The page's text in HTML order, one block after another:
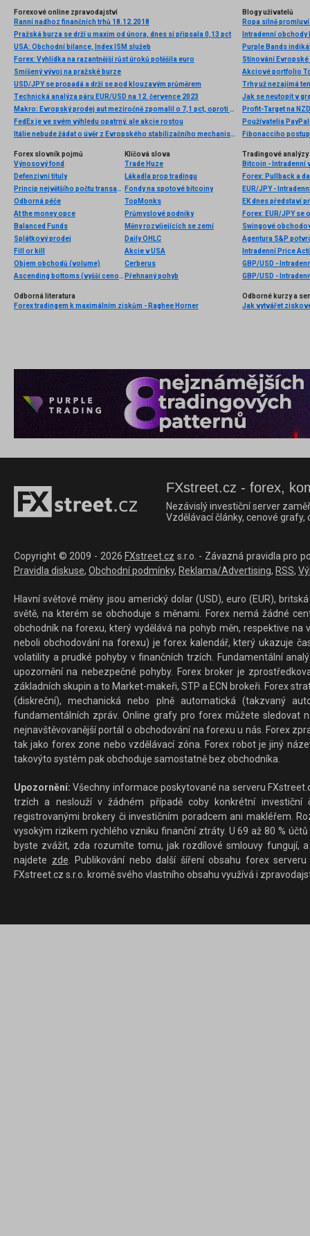
Forexové online zpravodajství
Ranní nadhoz finančních trhů 18.12.2018
Pražská burza se drží u maxim od února, dnes si připsala 0,13 pct
USA: Obchodní bilance, Index ISM služeb
Forex: Vyhlídka na razantnější růst úroků potěšila euro
Smíšený vývoj na pražské burze
USD/JPY se propadá a drží se pod klouzavým průměrem
Technická analýza páru EUR/USD na 12. července 2023
Makro: Evropský prodej aut meziročně zpomalil o 7,1 pct, oproti říjnu vzrostl
FedEx je ve svém výhledu opatrný, ale akcie rostou
Itálie nebude žádat o úvěr z Evropského stabilizačního mechanismu
Blogy uživatelů
Ropa silně
Intradenní obchody
Stínování
Trhy už nezajímá
Jak se neutopit v
Používatelia
Fibonacciho
Forex slovník pojmů
Výnosový fond
Defenzivní tituly
Princip největšího počtu transakcí
Odborná péče
At the money opce
Balanced Funds
Splátkový prodej
Fill or kill
Objem obchodů (volume)
Ascending bottoms (vyšší cenová dna)
Klíčová slova
Trade Huze
Lákadla prop tradingu
Fondy na spotové bitcoiny
TopMonks
Průmyslové podniky
Měny rozvíjejících se zemí
Daily OHLC
Akcie v USA
Cerberus
Přehnaný pohyb
Tradingové analýzy
Bitcoin - Intradenní
Forex: Pullback a
EUR/JPY -
EK dnes představí
Forex: EUR/JPY
Swingové
Agentura S&P
Intradenní Price
GBP/USD -
GBP/USD -
Odborná literatura
Forex tradingem k maximálním ziskům - Raghee Horner
Odborné kurzy a
Jak vytvářet
FXstreet.cz - forex,
Nezávislý investiční server
Vzdělávací články, cenové
Copyright © 2009 - 2026 FXstreet.cz s.r.o. - Závazná pravidla pro
Pravidla diskuse, Obchodní podmínky, Reklama/Advertising, RSS,
Hlavní světové měny jsou americký dolar (USD), euro (EUR),
světě, na kterém se obchoduje s měnami. Forex nemá žádné
obchodník na forexu, který vydělává na pohyb měn, respektive
neboli obchodování na forexu) je forex kalendář, který ukazuje
volatility a prudké pohyby v finančních trzích. Fundamentální
upozornění na nebezpečné pohyby. Forex broker je
základních skupin a to Market-makeři, STP a ECN brokeři. Forex
(diskreční), mechanická nebo plně automatická (takzvaný
fundamentálních zpráv. Online grafy pro forex můžete sledovat
nejnavštěvovanější portál o obchodování na forexu u nás. Forex
tak jako forex zone nebo vzdělávací zóna. Forex robot je jiný
takovýto systém pak obchoduje samostatně bez obchodníka.
Upozornění: Všechny informace poskytované na serveru
trzích a neslouží v žádném případě coby konkrétní investiční
registrovanými brokery či investičním poradcem ani makléřem.
vysokým rizikem rychlého vzniku finanční ztráty. U 69 až 80 %
byste zvážit, zda rozumíte tomu, jak rozdílové smlouvy fungují,
najdete zde. Publikování nebo další šíření obsahu forex
FXstreet.cz s.r.o. kromě svého vlastního obsahu využívá i